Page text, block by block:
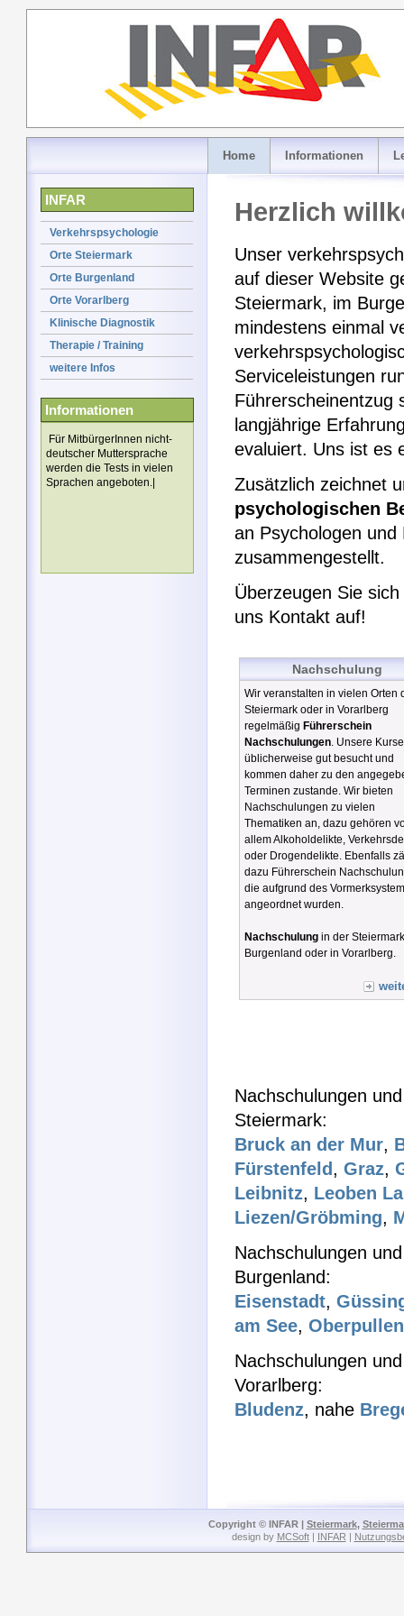
Home Informationen
INFAR
Verkehrspsychologie
Orte Steiermark
Orte Burgenland
Orte Vorarlberg
Klinische Diagnostik
Therapie / Training
weitere Infos
Informationen
Für MitbürgerInnen nicht-
deutscher Muttersprache
werden die Tests in vielen
Sprachen angeboten.|
Herzlich
Unser
auf dieser Website
Steiermark, im
mindestens einmal
Serviceleistungen
Führerscheinentzug
langjährige
evaluiert. Uns ist es
Zusätzlich zeichnet
psychologischen
an Psychologen und
zusammengestellt.
Überzeugen Sie
uns Kontakt auf!
Nachschulung
Wir veranstalten in vielen Orten
Steiermark oder in Vorarlberg
regelmäßig Führerschein
Nachschulungen. Unsere
üblicherweise gut besucht und
kommen daher zu den
Terminen zustande. Wir bieten
Nachschulungen zu vielen
Thematiken an, dazu gehören
allem Alkoholdelikte,
oder Drogendelikte. Ebenfalls
dazu Führerschein
die aufgrund des
angeordnet wurden.
Nachschulung in der
Burgenland oder in Vorarlberg.
Nachschulungen
Steiermark:
Bruck an der Mur,
Fürstenfeld , Graz,
Leibnitz, Leoben
Liezen/Gröbming,
Nachschulungen
Burgenland:
Eisenstadt,
am See,
Nachschulungen
Vorarlberg:
Bludenz, nahe
Copyright © INFAR | Steiermark,
design by MCSoft| INFAR |